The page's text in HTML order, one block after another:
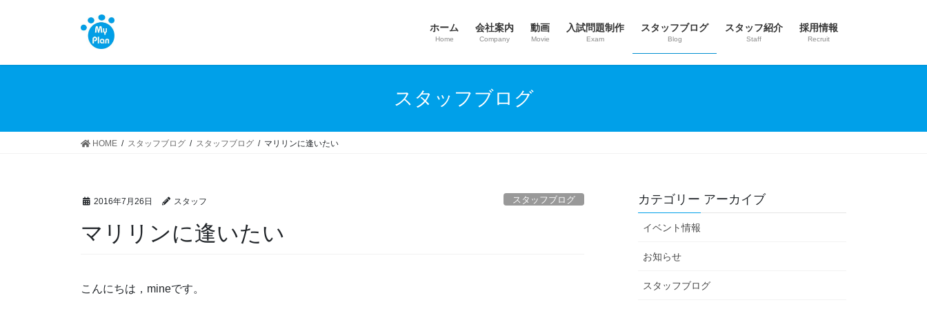
ホーム
Home
会社案内
Company
動画
Movie
入試問題制作
Exam
スタッフブログ
Blog
スタッフ紹介
Staff
採用情報
Recruit
スタッフブログ
HOME スタッフブログ スタッフブログ マリリンに逢いたい
2016年7月26日 スタッフ スタッフブログ
マリリンに逢いたい
こんにちは，mineです。
カテゴリー アーカイブ
イベント情報
お知らせ
スタッフブログ